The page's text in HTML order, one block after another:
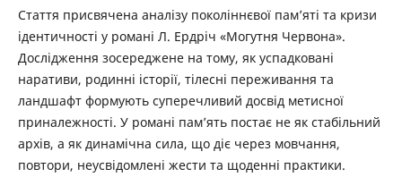
Стаття присвячена аналізу поколіннєвої пам’яті та кризи
ідентичності у романі Л. Ердріч «Могутня Червона».
Дослідження зосереджене на тому, як успадковані
наративи, родинні історії, тілесні переживання та
ландшафт формують суперечливий досвід метисної
приналежності. У романі пам’ять постає не як стабільний
архів, а як динамічна сила, що діє через мовчання,
повтори, неусвідомлені жести та щоденні практики.